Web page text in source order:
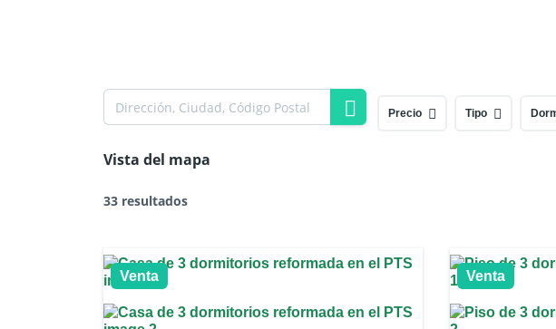
Precio Tipo
Vista del mapa
33 resultados
Venta Venta